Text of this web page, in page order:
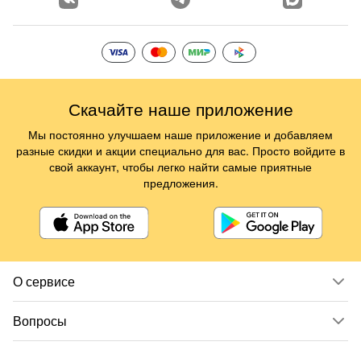
О сервисе
Вопросы
Скачайте наше приложение
Мы постоянно улучшаем наше приложение и добавляем
разные скидки и акции специально для вас. Просто войдите в
свой аккаунт, чтобы легко найти самые приятные
предложения.